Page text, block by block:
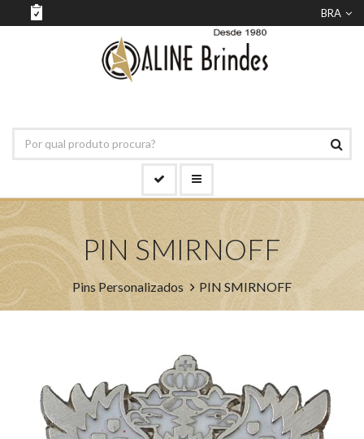
BRA
PIN SMIRNOFF
Pins Personalizados PIN SMIRNOFF